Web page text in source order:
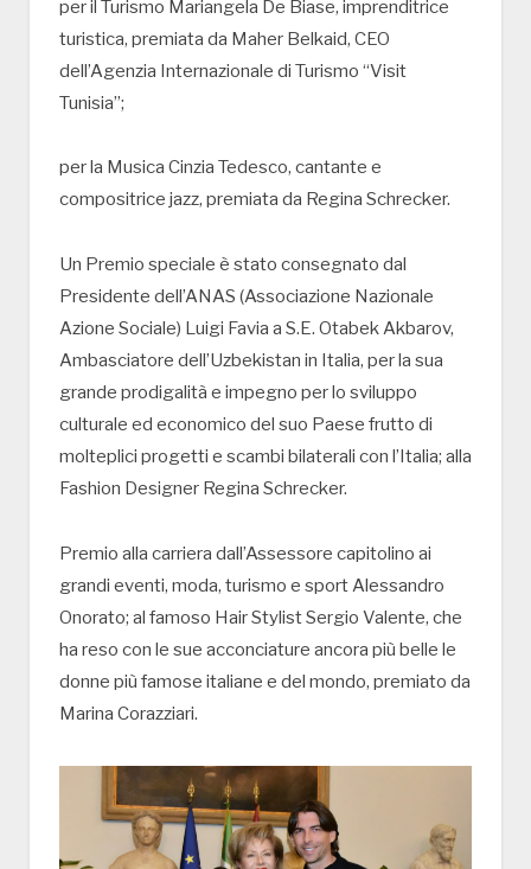
per il Turismo Mariangela De Biase, imprenditrice
turistica, premiata da Maher Belkaid, CEO
dell’Agenzia Internazionale di Turismo “Visit
Tunisia”;
per la Musica Cinzia Tedesco, cantante e
compositrice jazz, premiata da Regina Schrecker.
Un Premio speciale è stato consegnato dal
Presidente dell’ANAS (Associazione Nazionale
Azione Sociale) Luigi Favia a S.E. Otabek Akbarov,
Ambasciatore dell’Uzbekistan in Italia, per la sua
grande prodigalità e impegno per lo sviluppo
culturale ed economico del suo Paese frutto di
molteplici progetti e scambi bilaterali con l’Italia; alla
Fashion Designer Regina Schrecker.
Premio alla carriera dall’Assessore capitolino ai
grandi eventi, moda, turismo e sport Alessandro
Onorato; al famoso Hair Stylist Sergio Valente, che
ha reso con le sue acconciature ancora più belle le
donne più famose italiane e del mondo, premiato da
Marina Corazziari.